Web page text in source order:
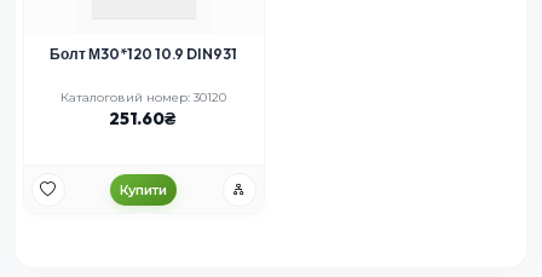
Болт М30*120 10.9 DIN931
Каталоговий номер: 30120
251.60
Купити